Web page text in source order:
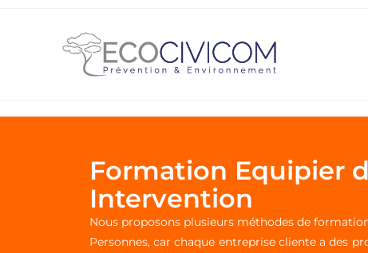
Formation Equipier
Intervention
Nous proposons plusieurs méthodes de
Personnes, car chaque entreprise cliente a des